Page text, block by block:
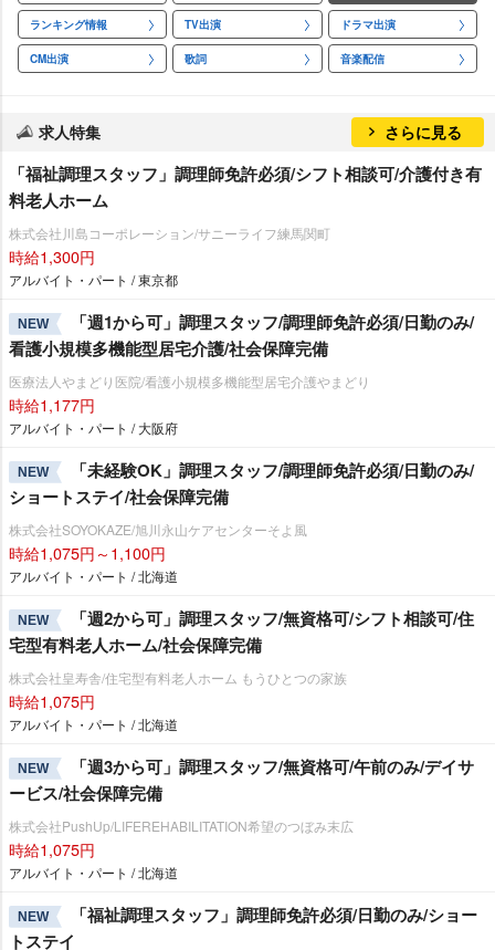
ランキング情報 TV出演 ドラマ出演
CM出演 歌詞 音楽配信
求人特集 さらに見る
「福祉調理スタッフ」調理師免許必須/シフト相談可/介護付き有
料老人ホーム
株式会社川島コーポレーション/サニーライフ練馬関町
時給1,300円
アルバイト・パート / 東京都
NEW
「週1から可」調理スタッフ/調理師免許必須/日勤のみ/
看護小規模多機能型居宅介護/社会保障完備
医療法人やまどり医院/看護小規模多機能型居宅介護やまどり
時給1,177円
アルバイト・パート / 大阪府
NEW
「未経験OK」調理スタッフ/調理師免許必須/日勤のみ/
ショートステイ/社会保障完備
株式会社SOYOKAZE/旭川永山ケアセンターそよ風
時給1,075円～1,100円
アルバイト・パート / 北海道
NEW
「週2から可」調理スタッフ/無資格可/シフト相談可/住
宅型有料老人ホーム/社会保障完備
株式会社皇寿舎/住宅型有料老人ホーム もうひとつの家族
時給1,075円
アルバイト・パート / 北海道
NEW
「週3から可」調理スタッフ/無資格可/午前のみ/デイサ
ービス/社会保障完備
株式会社PushUp/LIFEREHABILITATION希望のつぼみ末広
時給1,075円
アルバイト・パート / 北海道
NEW
「福祉調理スタッフ」調理師免許必須/日勤のみ/ショー
トステイ